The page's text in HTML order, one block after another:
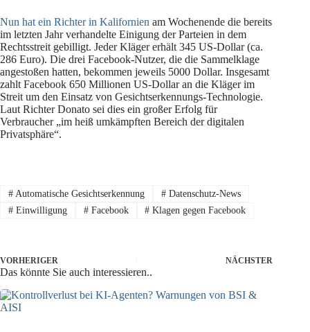
Nun hat ein Richter in Kalifornien am Wochenende die bereits
im letzten Jahr verhandelte Einigung der Parteien in dem
Rechtsstreit gebilligt. Jeder Kläger erhält 345 US-Dollar (ca.
286 Euro). Die drei Facebook-Nutzer, die die Sammelklage
angestoßen hatten, bekommen jeweils 5000 Dollar. Insgesamt
zahlt Facebook 650 Millionen US-Dollar an die Kläger im
Streit um den Einsatz von Gesichtserkennungs-Technologie.
Laut Richter Donato sei dies ein großer Erfolg für
Verbraucher „im heiß umkämpften Bereich der digitalen
Privatsphäre“.
#Automatische Gesichtserkennung #Datenschutz-News
#Einwilligung #Facebook # Klagen gegen Facebook
VORHERIGER NÄCHSTER
Das könnte Sie auch interessieren..